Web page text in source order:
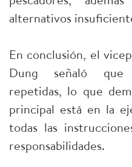
alternativos
En conclusión, el
Dung señaló que
repetidas, lo que
principal está en la
todas las
responsabilidades.